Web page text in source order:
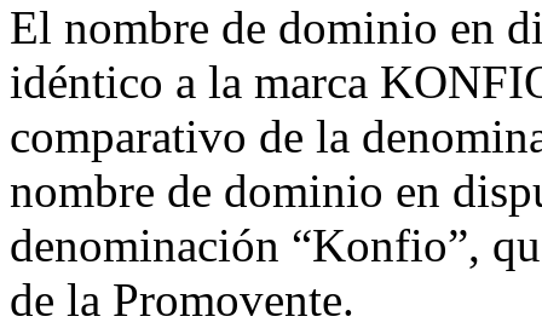
El nombre de dominio en
idéntico a la marca
comparativo de la
nombre de dominio en
denominación “Konfio”,
de la Promovente.